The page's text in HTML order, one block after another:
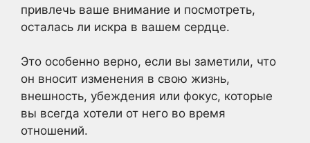
привлечь ваше внимание и посмотреть,
осталась ли искра в вашем сердце.
Это особенно верно, если вы заметили, что
он вносит изменения в свою жизнь,
внешность, убеждения или фокус, которые
вы всегда хотели от него во время
отношений.